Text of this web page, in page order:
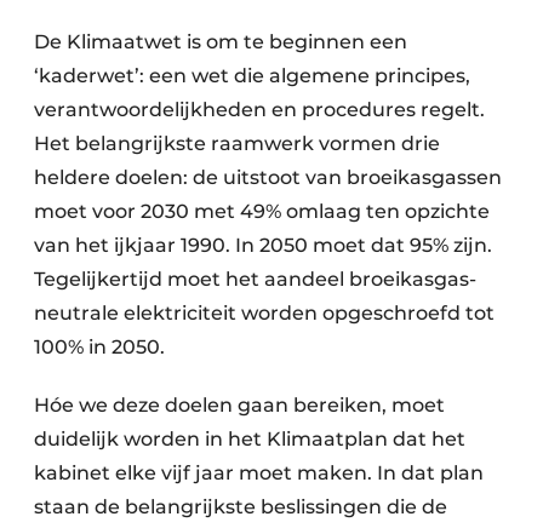
De Klimaatwet is om te beginnen een
‘kaderwet’: een wet die algemene principes,
verantwoordelijkheden en procedures regelt.
Het belangrijkste raamwerk vormen drie
heldere doelen: de uitstoot van broeikasgassen
moet voor 2030 met 49% omlaag ten opzichte
van het ijkjaar 1990. In 2050 moet dat 95% zijn.
Tegelijkertijd moet het aandeel broeikasgas-
neutrale elektriciteit worden opgeschroefd tot
100% in 2050.
Hóe we deze doelen gaan bereiken, moet
duidelijk worden in het Klimaatplan dat het
kabinet elke vijf jaar moet maken. In dat plan
staan de belangrijkste beslissingen die de